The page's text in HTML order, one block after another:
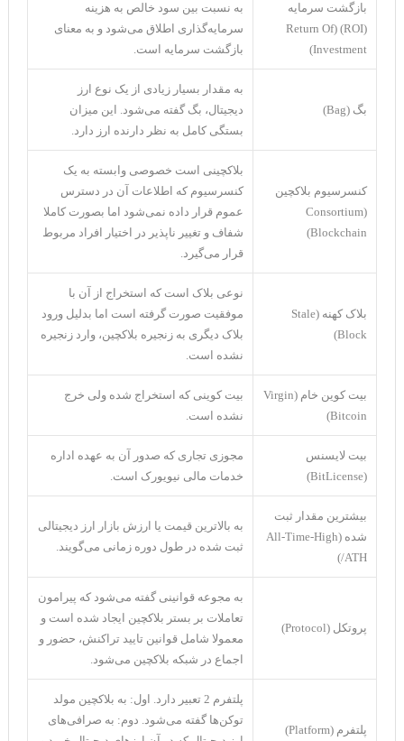
بازگشت سرمایه
(ROI) (Return Of
Investment)
به نسبت بین سود خالص به هزینه
سرمایه‌گذاری اطلاق می‌شود و به معنای
بازگشت سرمایه است.
بگ (Bag)
به مقدار بسیار زیادی از یک نوع ارز
دیجیتال، بگ گفته می‌شود. این میزان
بستگی کامل به نظر دارنده‌ ارز دارد.
کنسرسیوم بلاکچین
(Consortium
Blockchain)
بلاکچینی است خصوصی وابسته به یک
کنسرسیوم که اطلاعات آن در دسترس
عموم قرار داده نمی‌شود اما بصورت کاملا
شفاف و تغییر ناپذیر در اختیار افراد مربوط
قرار می‌گیرد.
بلاک کهنه (Stale
Block)
نوعی بلاک است که استخراج از آن با
موفقیت صورت گرفته است اما بدلیل ورود
بلاک دیگری به زنجیره بلاکچین، وارد زنجیره
نشده است.
بیت کوین خام (Virgin
Bitcoin)
بیت کوینی که استخراج شده ولی خرج
نشده است.
بیت لایسنس
(BitLicense)
مجوزی تجاری که صدور آن به عهده اداره
خدمات مالی نیویورک است.
بیشترین مقدار ثبت
شده (All-Time-High
/ATH)
به بالاترین قیمت یا ارزش بازار ارز دیجیتالی
ثبت شده در طول دوره زمانی می‌گویند.
پروتکل (Protocol)
به مجوعه قوانینی گفته می‌شود که پیرامون
تعاملات بر بستر بلاکچین ایجاد شده است و
معمولا شامل قوانین تایید تراکنش، حضور و
اجماع در شبکه بلاکچین می‌شود.
پلتفرم (Platform)
پلتفرم 2 تعبیر دارد. اول: به بلاکچین مولد
توکن‌ها گفته می‌شود. دوم: به صرافی‌های